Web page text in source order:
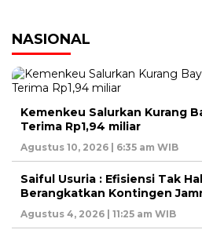
NASIONAL
Kemenkeu Salurkan Kurang
Terima Rp1,94 miliar
Agustus 10, 2026 | 6:35 am WIB
Saiful Usuria : Efisiensi Tak
Berangkatkan Kontingen
Agustus 4, 2026 | 11:25 am WIB